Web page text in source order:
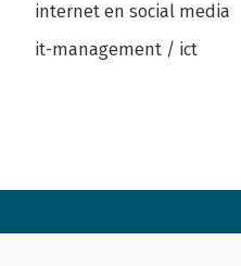
internet en social media
it-management / ict